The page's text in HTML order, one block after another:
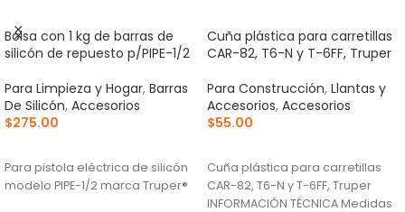
Bolsa con 1 kg de barras de
silicón de repuesto p/PIPE-1/2
Para Limpieza y Hogar, Barras
De Silicón, Accesorios
$275.00
Para pistola eléctrica de silicón
modelo PIPE-1/2 marca Truper®
Cuña plástica para carretillas
CAR-82, T6-N y T-6FF, Truper
Para Construcción, Llantas y
Accesorios, Accesorios
$55.00
Cuña plástica para carretillas
CAR-82, T6-N y T-6FF, Truper
INFORMACIÓN TÉCNICA Medidas